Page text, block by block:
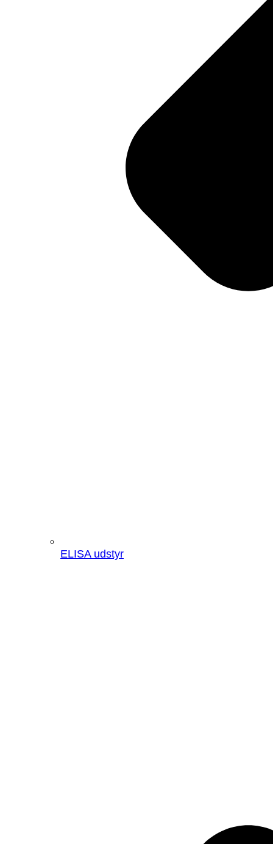
ELISA udstyr